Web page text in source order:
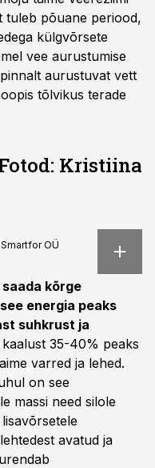
tuleb põuane periood,
külgvõrsete
vee aurustumise
aurustuvat vett
tõlvikus terade
Kristiina
OÜ
kõrge
energia peaks
suhkrust ja
35-40% peaks
varred ja lehed.
on see
massi need silole
avatud ja